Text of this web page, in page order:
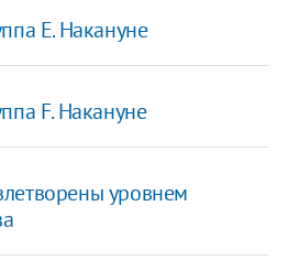
Е. Накануне
F. Накануне
уровнем